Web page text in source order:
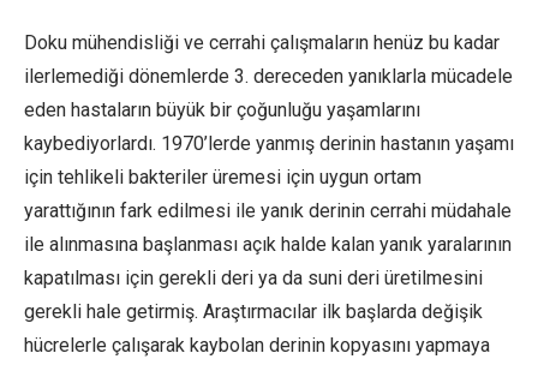
Doku mühendisliği ve cerrahi çalışmaların henüz bu kadar
ilerlemediği dönemlerde 3. dereceden yanıklarla mücadele
eden hastaların büyük bir çoğunluğu yaşamlarını
kaybediyorlardı. 1970’lerde yanmış derinin hastanın yaşamı
için tehlikeli bakteriler üremesi için uygun ortam
yarattığının fark edilmesi ile yanık derinin cerrahi müdahale
ile alınmasına başlanması açık halde kalan yanık yaralarının
kapatılması için gerekli deri ya da suni deri üretilmesini
gerekli hale getirmiş. Araştırmacılar ilk başlarda değişik
hücrelerle çalışarak kaybolan derinin kopyasını yapmaya